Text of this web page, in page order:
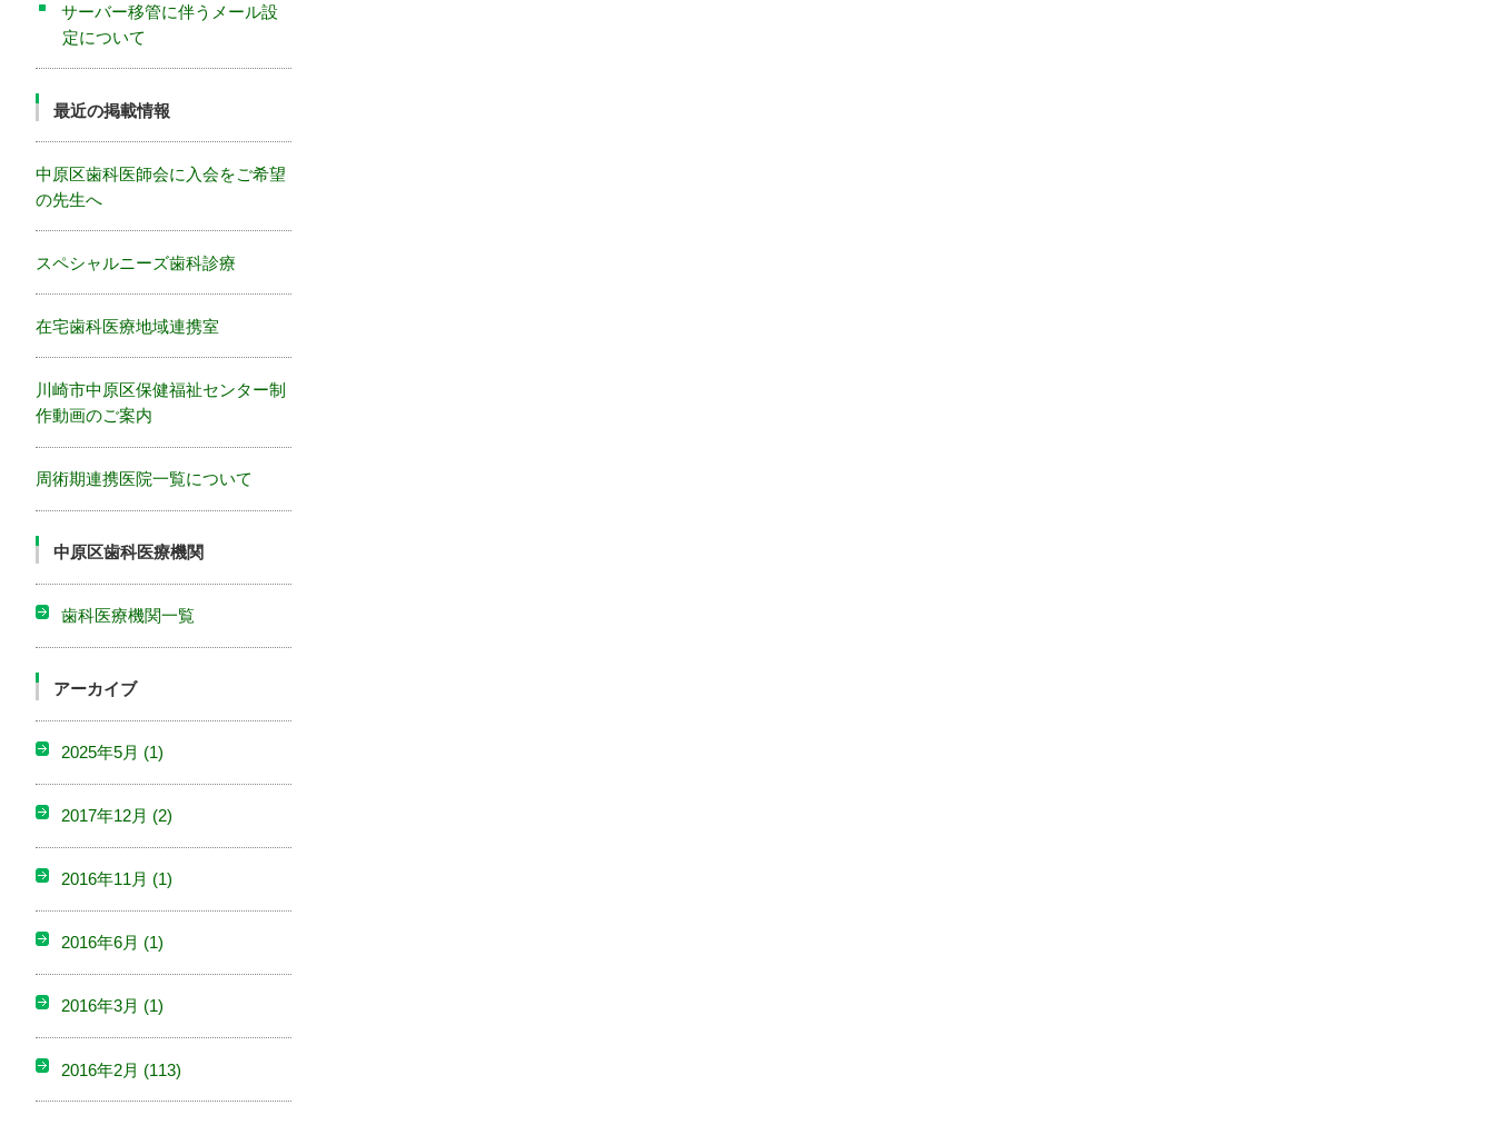
サーバー移管に伴うメール設
定について
最近の掲載情報
中原区歯科医師会に入会をご希望
の先生へ
スペシャルニーズ歯科診療
在宅歯科医療地域連携室
川崎市中原区保健福祉センター制
作動画のご案内
周術期連携医院一覧について
中原区歯科医療機関
歯科医療機関一覧
アーカイブ
2025年5月 (1)
2017年12月 (2)
2016年11月 (1)
2016年6月 (1)
2016年3月 (1)
2016年2月 (113)